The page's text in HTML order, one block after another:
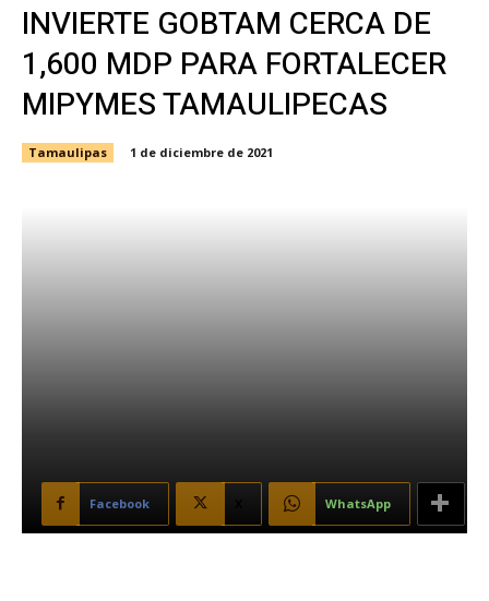
INVIERTE GOBTAM CERCA DE
1,600 MDP PARA FORTALECER
MIPYMES TAMAULIPECAS
Tamaulipas 1 de diciembre de 2021
Facebook WhatsApp